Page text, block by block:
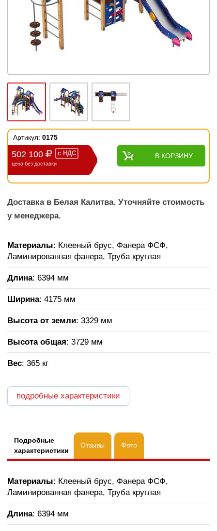
Артикул: 0175
502 100 с НДС
цена без доставки
В КОРЗИНУ
Доставка в Белая Калитва. Уточняйте стоимость
у менеджера.
Материалы: Клееный брус, Фанера ФСФ,
Ламинированная фанера, Труба круглая
Длина: 6394 мм
Ширина: 4175 мм
Высота от земли: 3329 мм
Высота общая: 3729 мм
Вес: 365 кг
подробные характеристики
Подробные
характеристики
Отзывы Фото
Материалы: Клееный брус, Фанера ФСФ,
Ламинированная фанера, Труба круглая
Длина: 6394 мм